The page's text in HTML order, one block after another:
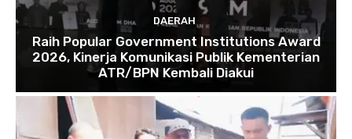
DAERAH
Raih Popular Government Institutions Award
2026, Kinerja Komunikasi Publik Kementerian
ATR/BPN Kembali Diakui